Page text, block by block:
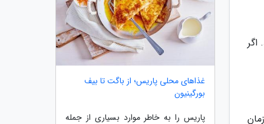
چه زمان
غذاهای محلی پاریس؛ از باگت تا بیف
بورگینیون
پاریس را به خاطر موارد بسیاری از جمله